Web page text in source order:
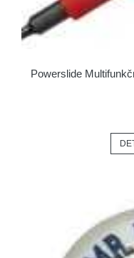
Powerslide